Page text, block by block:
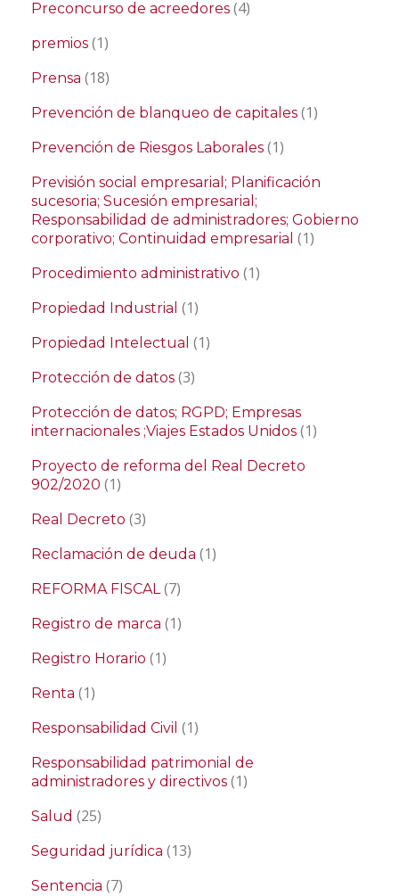
Preconcurso de acreedores (4)
premios (1)
Prensa (18)
Prevención de blanqueo de capitales (1)
Prevención de Riesgos Laborales (1)
Previsión social empresarial; Planificación
sucesoria; Sucesión empresarial;
Responsabilidad de administradores; Gobierno
corporativo; Continuidad empresarial (1)
Procedimiento administrativo (1)
Propiedad Industrial (1)
Propiedad Intelectual (1)
Protección de datos (3)
Protección de datos; RGPD; Empresas
internacionales ;Viajes Estados Unidos (1)
Proyecto de reforma del Real Decreto
902/2020 (1)
Real Decreto (3)
Reclamación de deuda (1)
REFORMA FISCAL(7)
Registro de marca (1)
Registro Horario (1)
Renta (1)
Responsabilidad Civil (1)
Responsabilidad patrimonial de
administradores y directivos (1)
Salud (25)
Seguridad jurídica (13)
Sentencia (7)